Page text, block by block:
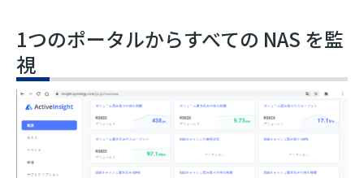
1つのポータルからすべての NAS を監
視